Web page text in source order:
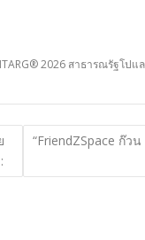
2026 สาธารณรัฐโป
“FriendZSpace ก๊ว